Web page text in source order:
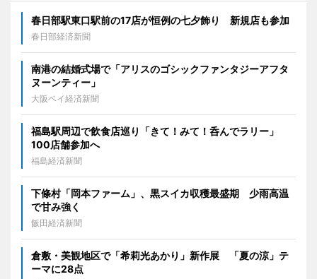
春日部駅東口駅前の17店が恒例の七夕飾り 新規店も参加
春日部経済新聞
南港の結婚式場で「アリスのゴシックファンタジーアフタ
ヌーンティー」
大阪ベイ経済新聞
福島駅周辺で飲食店巡り「きて！みて！呑んでラリー」
100店舗参加へ
福島経済新聞
下條村「岡本ファーム」、黒スイカ収穫最盛期 少雨高温
で甘み強く
飯田経済新聞
倉敷・美観地区で「希莉光あかり」新作展 「夏の涼」テ
ーマに28点